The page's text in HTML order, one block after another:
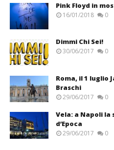
Pink Floyd in
16/01/2018 0
Dimmi Chi Sei!
30/06/2017 0
Roma, il 1 luglio
Braschi
29/06/2017 0
Vela: a Napoli
d’Epoca
29/06/2017 0